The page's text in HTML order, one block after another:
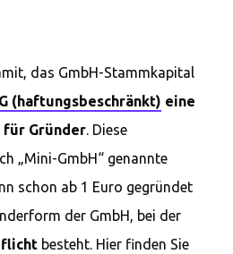
das GmbH-Stammkapital
(haftungsbeschränkt) eine
Gründer. Diese
„Mini-GmbH“ genannte
schon ab 1 Euro gegründet
der GmbH, bei der
besteht. Hier finden Sie